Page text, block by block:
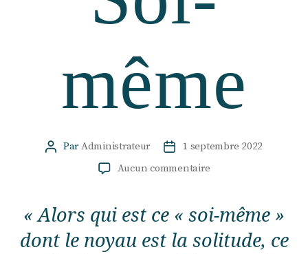
même
Auteur
ParAdministrateur
Date1 septembre 2022
Aucun commentairesur
« Alors qui est ce « soi-même »
dont le noyau est la solitude, ce